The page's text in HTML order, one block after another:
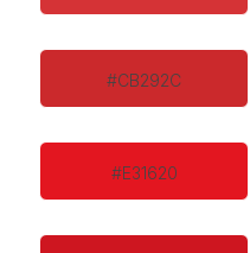
#CB292C
#E31620